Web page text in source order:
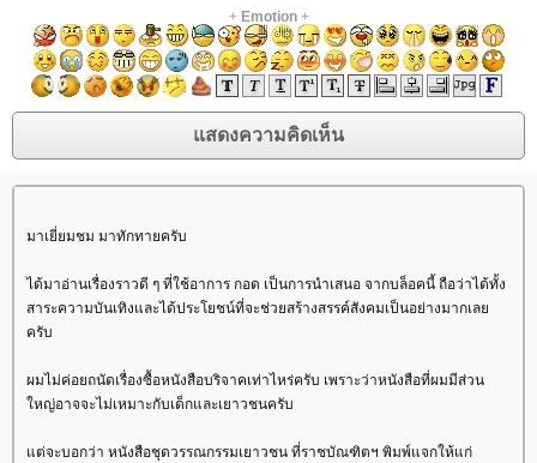
+ Emotion+
มาเยี่ยมชม มาทักทายครับ
ได้มาอ่านเรื่องราวดี ๆ ที่ใช้อาการ กอด เป็นการนำเสนอ จากบล็อคนี้ ถือว่าได้ทั้ง
สาระความบันเทิงและได้ประโยชน์ที่จะช่วยสร้างสรรค์สังคมเป็นอย่างมากเล
ครับ
ผมไม่ค่อยถนัดเรื่องซื้อหนังสือบริจาคเท่าไหร่ครับ เพราะว่าหนังสือที่ผมมีส่วน
หญ่อาจจะไม่เหมาะกับเด็กและเยาวชนครับ
ต่จะบอกว่า หนังสือชุดวรรณกรรมเยาวชน ที่ราชบัณฑิตฯ พิมพ์แจกให้แก่